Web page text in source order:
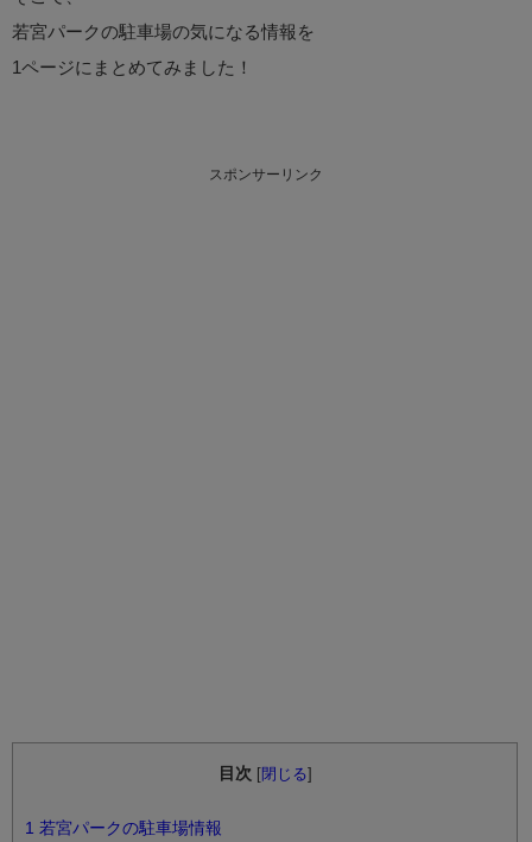
若宮パークの駐車場の気になる情報を
1ページにまとめてみました！
スポンサーリンク
目次 閉じる
1 若宮パークの駐車場情報